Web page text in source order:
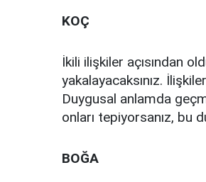
KOÇ
İkili ilişkiler açısından
yakalayacaksınız.
Duygusal anlamda
onları tepiyorsanız, bu
BOĞA